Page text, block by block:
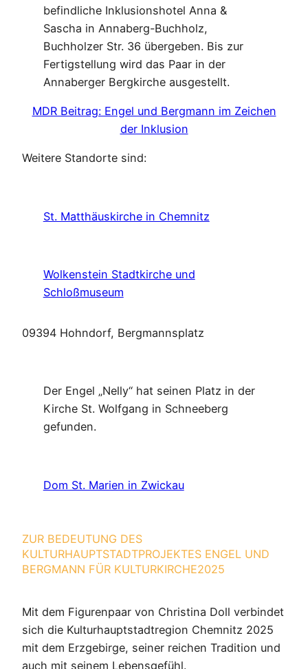
befindliche Inklusionshotel Anna &
Sascha in Annaberg-Buchholz,
Buchholzer Str. 36 übergeben. Bis zur
Fertigstellung wird das Paar in der
Annaberger Bergkirche ausgestellt.
MDR Beitrag: Engel und Bergmann im Zeichen
der Inklusion
Weitere Standorte sind:
St. Matthäuskirche in Chemnitz
Wolkenstein Stadtkirche und
Schloßmuseum
09394 Hohndorf, Bergmannsplatz
Der Engel „Nelly“ hat seinen Platz in der
Kirche St. Wolfgang in Schneeberg
gefunden.
Dom St. Marien in Zwickau
ZUR BEDEUTUNG DES
KULTURHAUPTSTADTPROJEKTES ENGEL UND
BERGMANN FÜR KULTURKIRCHE2025
Mit dem Figurenpaar von Christina Doll verbindet
sich die Kulturhauptstadtregion Chemnitz 2025
mit dem Erzgebirge, seiner reichen Tradition und
auch mit seinem Lebensgefühl.